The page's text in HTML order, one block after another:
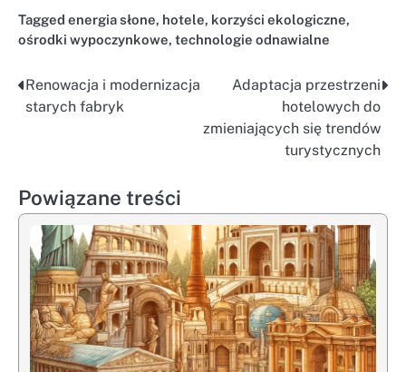
Tagged energia słone, hotele, korzyści ekologiczne,
ośrodki wypoczynkowe, technologie odnawialne
Nawigacja
wpisu
Renowacja i modernizacja
starych fabryk
Adaptacja przestrzeni
hotelowych do
zmieniających się trendów
turystycznych
Powiązane treści